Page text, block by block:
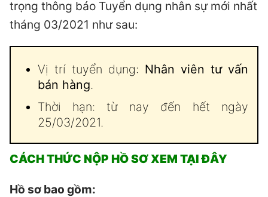
trọng thông báo Tuyển dụng nhân sự mới nhất
tháng 03/2021 như sau:
Vị trí tuyển dụng: Nhân viên tư vấn
bán hàng.
Thời hạn: từ nay đến hết ngày
25/03/2021.
CÁCH THỨC NỘP HỒ SƠ XEM TẠI ĐÂY
Hồ sơ bao gồm: